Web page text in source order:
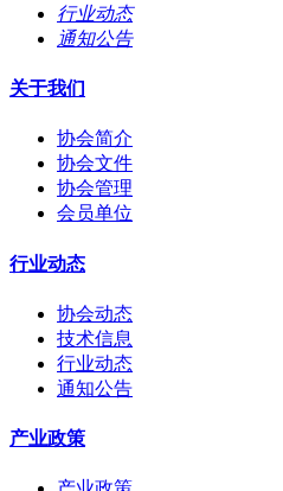
行业动态
通知公告
关于我们
协会简介
协会文件
协会管理
会员单位
行业动态
协会动态
技术信息
行业动态
通知公告
产业政策